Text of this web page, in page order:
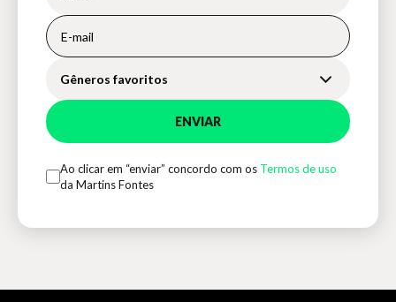
Gêneros favoritos
ENVIAR
Ao clicar em “enviar” concordo com os Termos de uso
da Martins Fontes